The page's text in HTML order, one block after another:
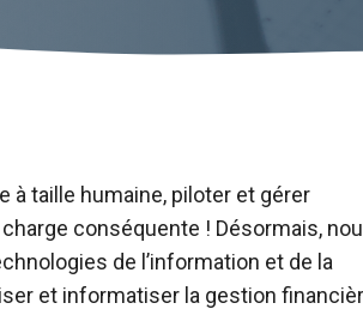
à taille humaine, piloter et gérer
conséquente ! Désormais,
de l’information et de la
et informatiser la gestion